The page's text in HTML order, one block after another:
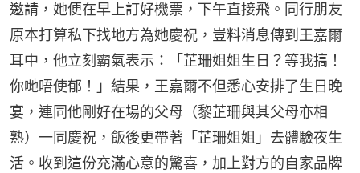
邀請，她便在早上訂好機票，下午直接飛。同行朋友
原本打算私下找地方為她慶祝，豈料消息傳到王嘉爾
耳中，他立刻霸氣表示：「芷珊姐姐生日？等我搞！
你哋唔使郁！」結果，王嘉爾不但悉心安排了生日晚
宴，連同他剛好在場的父母（黎芷珊與其父母亦相
熟）一同慶祝，飯後更帶著「芷珊姐姐」去體驗夜生
活。收到這份充滿心意的驚喜，加上對方的自家品牌